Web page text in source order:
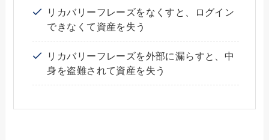
リカバリーフレーズをなくすと、ログイン
できなくて資産を失う
リカバリーフレーズを外部に漏らすと、中
身を盗難されて資産を失う